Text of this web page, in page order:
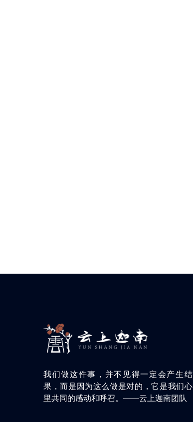
我们做这件事，并不见得一定会产生结
果，而是因为这么做是对的，它是我们心
里共同的感动和呼召。——云上迦南团队